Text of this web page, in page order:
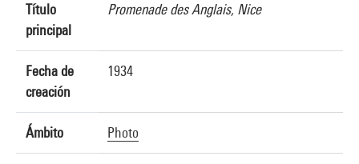
Título
principal
Promenade des Anglais, Nice
Fecha de
creación
1934
Ámbito Photo